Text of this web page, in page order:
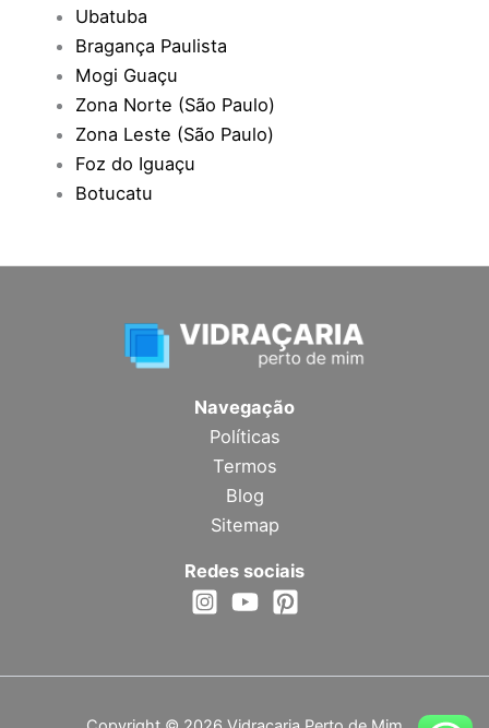
Ubatuba
Bragança Paulista
Mogi Guaçu
Zona Norte (São Paulo)
Zona Leste (São Paulo)
Foz do Iguaçu
Botucatu
Navegação
Políticas
Termos
Blog
Sitemap
Redes sociais